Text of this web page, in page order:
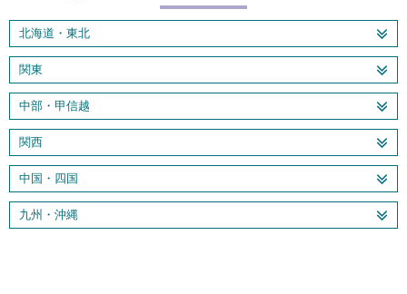
北海道・東北
関東
中部・甲信越
関西
中国・四国
九州・沖縄